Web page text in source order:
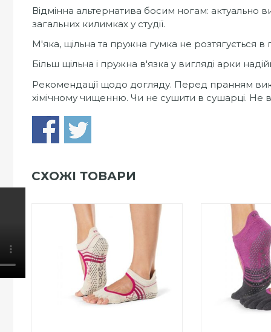
Відмінна альтернатива босим ногам: актуально
загальних килимках у студії.
М'яка, щільна та пружна гумка не розтягується в
Більш щільна і пружна в'язка у вигляді арки
Рекомендації щодо догляду. Перед пранням
хімічному чищенню. Чи не сушити в сушарці. Не
СХОЖІ ТОВАРИ
0out
of
5
ПРИДБАТИ
Add to Wishlist
0
of
5
Add to